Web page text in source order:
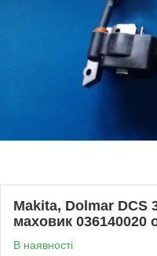
Makita, Dolmar DCS
маховик 036140020
В наявності